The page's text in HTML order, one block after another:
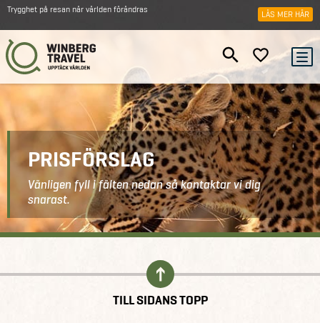
Trygghet på resan när världen förändras LÄS MER HÄR
PRISFÖRSLAG
Vänligen fyll i fälten nedan så kontaktar vi dig
snarast.
TILL SIDANS TOPP